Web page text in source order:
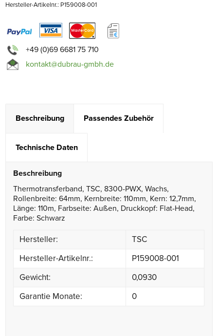
Hersteller-Artikelnr.: P159008-001
+49 (0)69 6681 75 710
kontakt@dubrau-gmbh.de
Beschreibung Passendes Zubehör
Technische Daten
Beschreibung
Thermotransferband, TSC, 8300-PWX, Wachs,
Rollenbreite: 64mm, Kernbreite: 110mm, Kern: 12,7mm,
Länge: 110m, Farbseite: Außen, Druckkopf: Flat-Head,
Farbe: Schwarz
Hersteller:
TSC
Hersteller-Artikelnr.:
P159008-001
Gewicht:
0,0930
Garantie Monate:
0